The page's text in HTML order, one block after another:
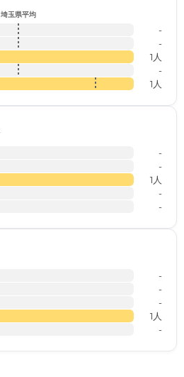
埼玉県平均
-
-
1人
-
1人
-
-
1人
-
-
-
-
-
1人
-